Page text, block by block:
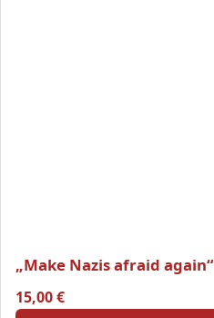
„Make Nazis afraid again“
15,00€